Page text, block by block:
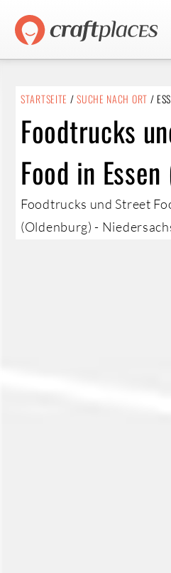
STARTSEITE /SUCHE NACH ORT /
Foodtrucks
Food in
Foodtrucks und Street
(Oldenburg) -